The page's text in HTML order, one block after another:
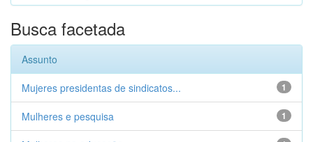
Busca facetada
Assunto
1
Mujeres presidentas de sindicatos...
1
Mulheres e pesquisa